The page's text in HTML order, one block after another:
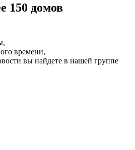
150 домов
времени,
вы найдете в нашей группе